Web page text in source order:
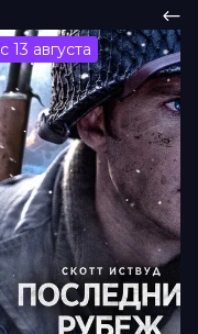
с 13 августа